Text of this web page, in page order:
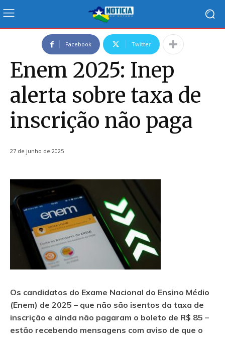
Facebook Twitter
Enem 2025: Inep
alerta sobre taxa de
inscrição não paga
27 de junho de 2025
Os candidatos do Exame Nacional do Ensino Médio
(Enem) de 2025 – que não são isentos da taxa de
inscrição e ainda não pagaram o boleto de R$ 85 –
estão recebendo mensagens com aviso de que o